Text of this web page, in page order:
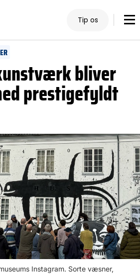
Tip os
bliver
prestigefyldt
Instagram. Sorte væsner,